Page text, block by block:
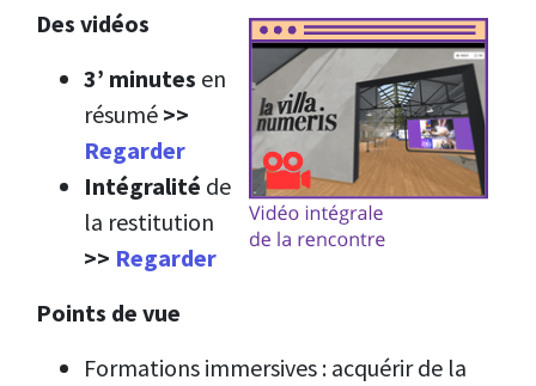
Des vidéos
3’ minutes en
résumé >>
Regarder
Intégralité de
la restitution
>> Regarder
Points de vue
Formations immersives : acquérir de la